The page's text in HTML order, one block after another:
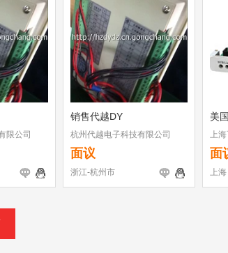
限公司
销售代越DY
杭州代越电子科技有限公司
面议
浙江-杭州市
美
上
面
上海